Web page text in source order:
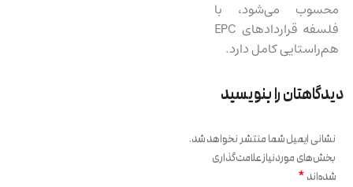
محسوب می‌شود، با
فلسفه قراردادهای EPC
هم‌راستایی کامل دارد.
دیدگاهتان را بنویسید
نشانی ایمیل شما منتشر نخواهد شد.
بخش‌های موردنیاز علامت‌گذاری
شده‌اند*